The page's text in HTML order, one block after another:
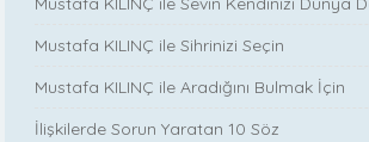
Mustafa KILINÇ ile Sihrinizi Seçin
Mustafa KILINÇ ile Aradığını Bulmak İçin
İlişkilerde Sorun Yaratan 10 Söz